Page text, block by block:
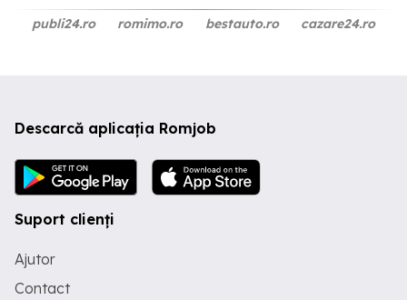
publi24.ro romimo.ro bestauto.ro cazare24.ro
Descarcă aplicația Romjob
Suport clienți
Ajutor
Contact